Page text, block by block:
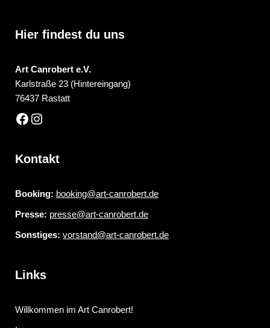
Hier findest du uns
Art Canrobert e.V.
Karlstraße 23 (Hintereingang)
76437 Rastatt
Kontakt
Booking: booking@art-canrobert.de
Presse: presse@art-canrobert.de
Sonstiges: vorstand@art-canrobert.de
Links
Willkommen im Art Canrobert!